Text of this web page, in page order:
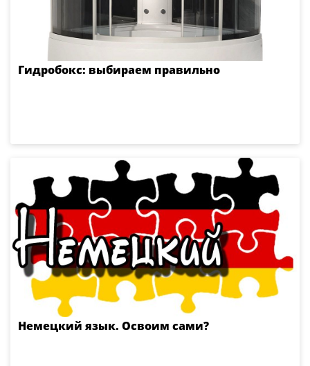
Гидробокс: выбираем правильно
Немецкий язык. Освоим сами?